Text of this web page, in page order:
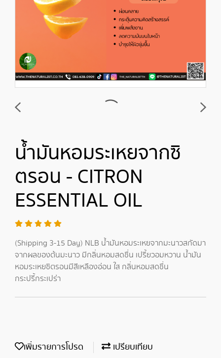
น้ำมันหอมระเหยจากซิ
ตรอน - CITRON
ESSENTIAL OIL
(Shipping 3-15 Day) NLB น้ำมันหอมระเหยจากมะนาวสกัดมา
จากผลของต้นมะนาว มีกลิ่นหอมสดชื่น เปรี้ยวอมหวาน น้ำมัน
หอมระเหยซิตรอนมีสีเหลืองอ่อน ใส กลิ่นหอมสดชื่น
กระปรี้กระเปร่า
เพิ่มรายการโปรด เปรียบเทียบ